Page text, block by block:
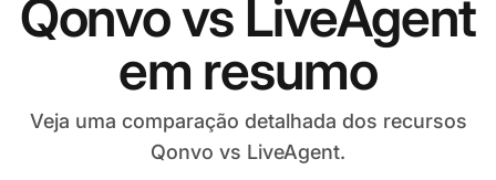
Qonvo vs LiveAgent
em resumo
Veja uma comparação detalhada dos recursos
Qonvo vs LiveAgent.